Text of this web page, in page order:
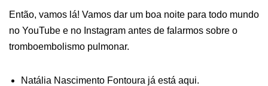
Então, vamos lá! Vamos dar um boa noite para todo mundo
no YouTube e no Instagram antes de falarmos sobre o
tromboembolismo pulmonar.
Natália Nascimento Fontoura já está aqui.